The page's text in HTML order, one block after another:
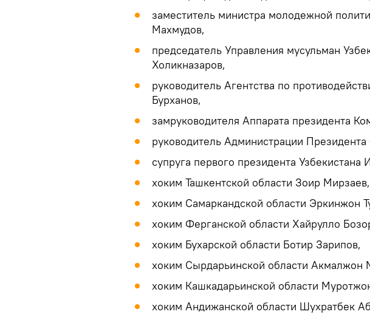
заместитель министра молодежной
Махмудов,
председатель Управления мусульман
Холикназаров,
руководитель Агентства по
Бурханов,
замруководителя Аппарата президента
руководитель Администрации
супруга первого президента Узбекистана
хоким Ташкентской области Зоир Мирзаев,
хоким Самаркандской области Эркинжон
хоким Ферганской области Хайрулло
хоким Бухарской области Ботир Зарипов,
хоким Сырдарьинской области Акмалжон
хоким Кашкадарьинской области
хоким Андижанской области Шухратбек